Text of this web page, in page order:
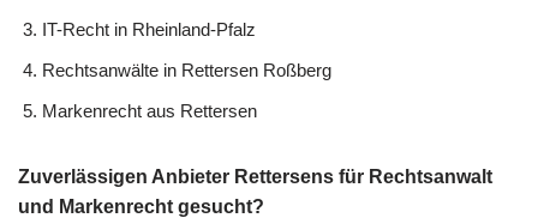
IT-Recht in Rheinland-Pfalz
Rechtsanwälte in Rettersen Roßberg
Markenrecht aus Rettersen
Zuverlässigen Anbieter Rettersens für Rechtsanwalt
und Markenrecht gesucht?